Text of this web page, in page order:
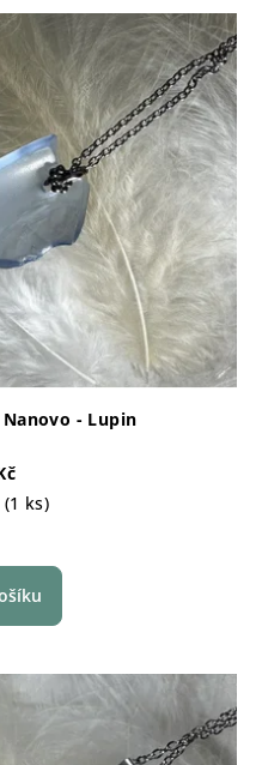
- Lupin
(1 ks)